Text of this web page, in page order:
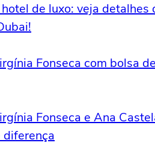
de luxo: veja detalhes
Fonseca com bolsa
Fonseca e Ana
diferença